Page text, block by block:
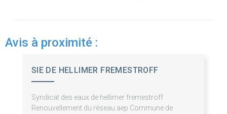
Avis à proximité :
SIE DE HELLIMER FREMESTROFF
Syndicat des eaux de hellimer fremestroff
Renouvellement du réseau aep Commune de